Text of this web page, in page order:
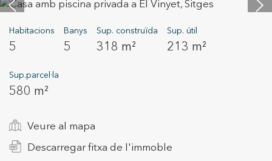
GRUP DC
CONTACTE
Habitacions
5
Banys
5
Sup. construïda
318 m²
Sup. útil
213 m²
Sup.parcel·la
580 m²
Veure al mapa
Descarregar fitxa de l'immoble